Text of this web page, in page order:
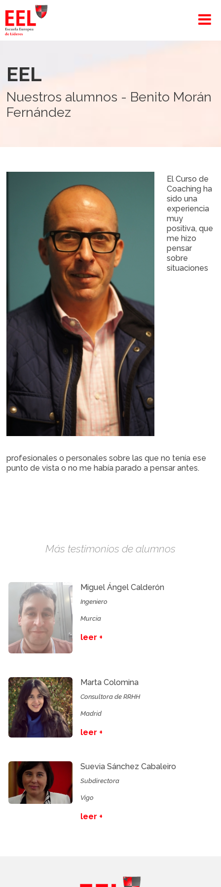
EEL
Nuestros alumnos - Benito Morán
Fernández
El Curso de
Coaching ha
sido una
experiencia
muy
positiva, que
me hizo
pensar
sobre
situaciones
profesionales o personales sobre las que no tenía ese
punto de vista o no me había parado a pensar antes.
Más testimonios de alumnos
Miguel Ángel Calderón
Ingeniero
Murcia
leer +
Marta Colomina
Consultora de RRHH
Madrid
leer +
Suevia Sánchez Cabaleiro
Subdirectora
Vigo
leer +